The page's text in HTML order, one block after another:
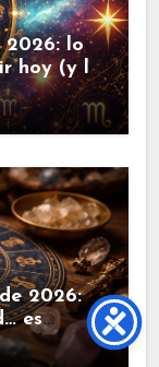
2026: lo
hoy (y lo
2026:
es